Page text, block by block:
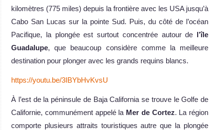
kilomètres (775 miles) depuis la frontière avec les USA jusqu’à
Cabo San Lucas sur la pointe Sud. Puis, du côté de l’océan
Pacifique, la plongée est surtout concentrée autour de l’île
Guadalupe, que beaucoup considère comme la meilleure
destination pour plonger avec les grands requins blancs.
https://youtu.be/3IBYbHvKvsU
À l’est de la péninsule de Baja California se trouve le Golfe de
Californie, communément appelé la Mer de Cortez. La région
comporte plusieurs attraits touristiques autre que la plongée